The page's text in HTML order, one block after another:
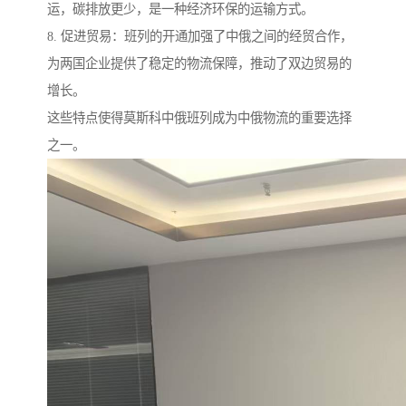
运，碳排放更少，是一种经济环保的运输方式。
8. 促进贸易：班列的开通加强了中俄之间的经贸合作，
为两国企业提供了稳定的物流保障，推动了双边贸易的
增长。
这些特点使得莫斯科中俄班列成为中俄物流的重要选择
之一。